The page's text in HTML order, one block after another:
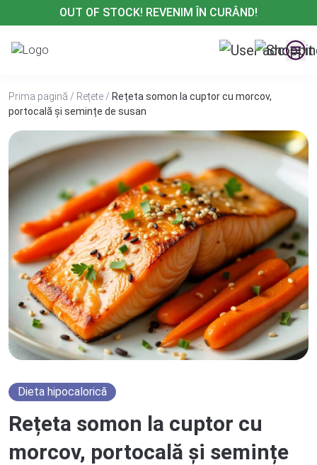
la
conținut
OUT OF STOCK! REVENIM ÎN CURÂND!
Prima pagină / Rețete / Rețeta somon la cuptor cu morcov,
portocală și semințe de susan
Dieta hipocalorică
Rețeta somon la cuptor cu
morcov, portocală și semințe